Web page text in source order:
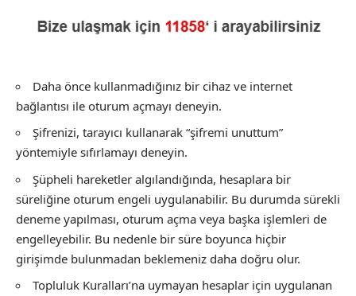
Daha önce kullanmadığınız bir cihaz ve internet
bağlantısı ile oturum açmayı deneyin.
Şifrenizi, tarayıcı kullanarak “şifremi unuttum”
yöntemiyle sıfırlamayı deneyin.
Şüpheli hareketler algılandığında, hesaplara bir
süreliğine oturum engeli uygulanabilir. Bu durumda sürekli
deneme yapılması, oturum açma veya başka işlemleri de
engelleyebilir. Bu nedenle bir süre boyunca hiçbir
girişimde bulunmadan beklemeniz daha doğru olur.
Topluluk Kuralları’na uymayan hesaplar için uygulanan